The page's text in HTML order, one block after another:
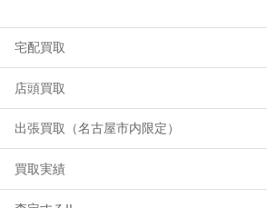
宅配買取
店頭買取
出張買取（名古屋市内限定）
買取実績